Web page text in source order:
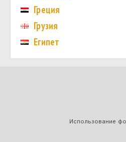
Греция
Грузия
Египет
Использование